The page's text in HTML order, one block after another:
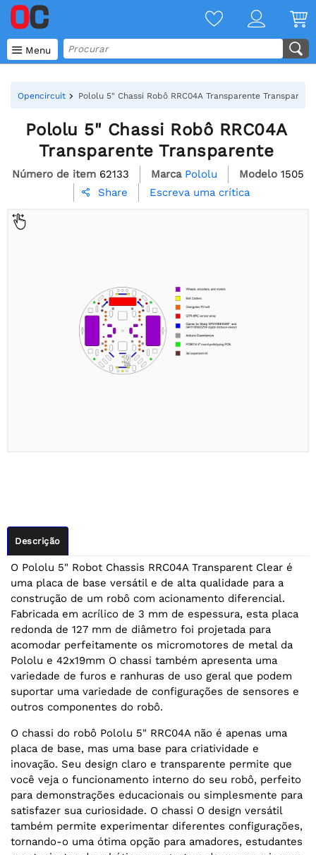
 Menu
Opencircuit Pololu 5" Chassi Robô RRC04A Transparente
Pololu 5" Chassi Robô RRC04A
Transparente Transparente
Número de item 62133 Marca Pololu Modelo 1505
 Share Escreva uma crítica
Descrição
O Pololu 5" Robot Chassis RRC04A Transparent Clear é
uma placa de base versátil e de alta qualidade para a
construção de um robô com acionamento diferencial.
Fabricada em acrílico de 3 mm de espessura, esta placa
redonda de 127 mm de diâmetro foi projetada para
acomodar perfeitamente os micromotores de metal da
Pololu e 42x19mm O chassi também apresenta uma
variedade de furos e ranhuras de uso geral que podem
suportar uma variedade de configurações de sensores e
outros componentes do robô.
O chassi do robô Pololu 5" RRC04A não é apenas uma
placa de base, mas uma base para criatividade e
inovação. Seu design claro e transparente permite que
você veja o funcionamento interno do seu robô, perfeito
para demonstrações educacionais ou simplesmente para
satisfazer sua curiosidade. O chassi O design versátil
também permite experimentar diferentes configurações,
tornando-o uma ótima opção para amadores, estudantes